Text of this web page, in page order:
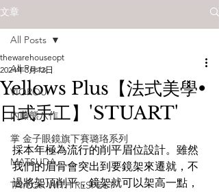
文章
All Posts
VIOROU
內藤熊八作
掌 金子眼鏡旗下賽璐珞系列
MATSUDA
TAYLOR WITH RESPECT
All Posts
Yellows Plus【法式美學•
日式手工】'STUART'
thewarehouseopt
2024年3月12日
採本年極為流行的削平眉位設計。雖然
我們的眉骨會突出到要鏡架來遷就，不
過將架頂削平，鏡架就可以架高一點，